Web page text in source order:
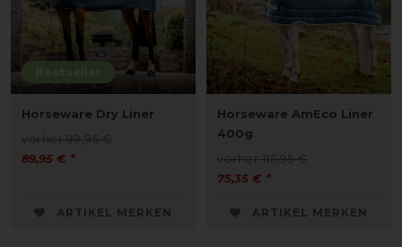
Bestseller
Horseware Dry Liner
vorher 99,95 €
89,95 € *
ARTIKEL MERKEN
Horseware AmEco Liner
400g
vorher 115,95 €
75,35 € *
ARTIKEL MERKEN